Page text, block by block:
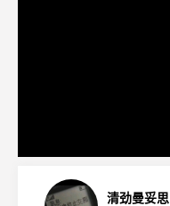
清劲曼妥思